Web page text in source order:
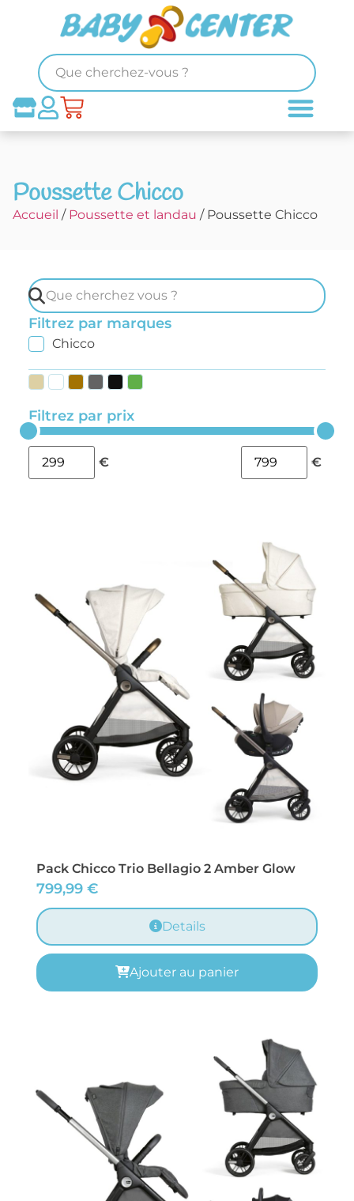
Poussette Chicco
Accueil / Poussette et landau / Poussette Chicco
Filtrez par marques
Chicco
Filtrez par prix
€ €
Pack Chicco Trio Bellagio 2 Amber Glow
799,99 €
Details
Ajouter au panier